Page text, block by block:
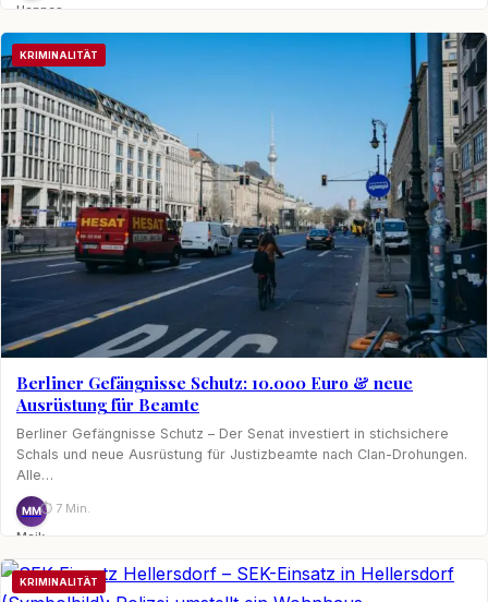
Hannes
Nagel
KRIMINALITÄT
Berliner Gefängnisse Schutz: 10.000 Euro & neue
Ausrüstung für Beamte
Berliner Gefängnisse Schutz – Der Senat investiert in stichsichere
Schals und neue Ausrüstung für Justizbeamte nach Clan-Drohungen.
Alle…
MM
Maik
⏱ 7 Min.
KRIMINALITÄT